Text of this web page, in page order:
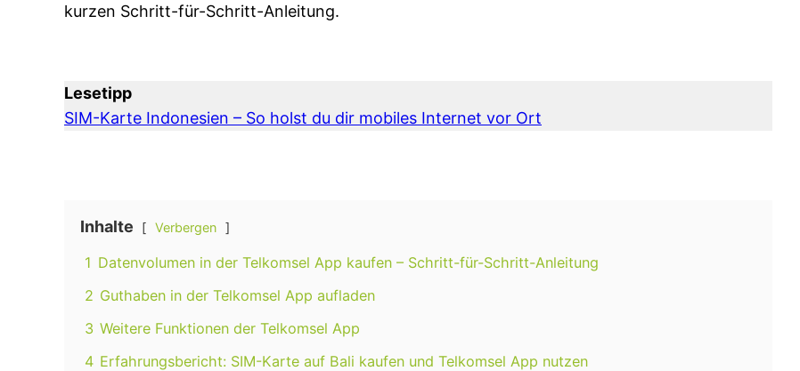
kurzen Schritt-für-Schritt-Anleitung.
Lesetipp
SIM-Karte Indonesien – So holst du dir mobiles Internet vor Ort
Inhalte Verbergen
1 Datenvolumen in der Telkomsel App kaufen – Schritt-für-Schritt-Anleitung
2 Guthaben in der Telkomsel App aufladen
3 Weitere Funktionen der Telkomsel App
4 Erfahrungsbericht: SIM-Karte auf Bali kaufen und Telkomsel App nutzen